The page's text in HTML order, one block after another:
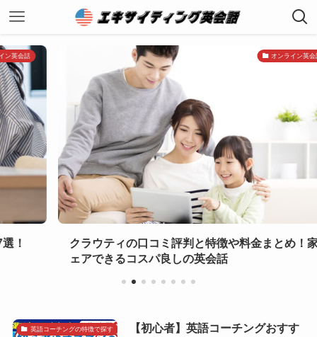
オンライン英会話の特徴で
クラウティの口コミ評判と特徴や料金まとめ！家族でシ
ェアできるコスパ良しの英会話
英語コーチングの特徴で探す
【初心者】英語コーチングおすす